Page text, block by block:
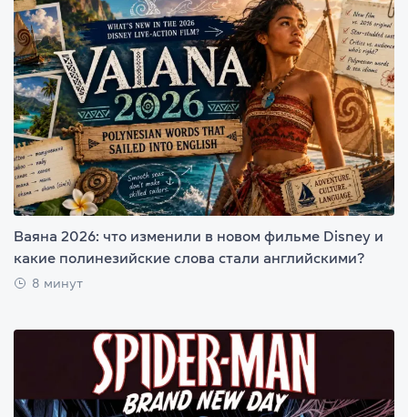
Ваяна 2026: что изменили в новом фильме Disney и
какие полинезийские слова стали английскими?
8 минут